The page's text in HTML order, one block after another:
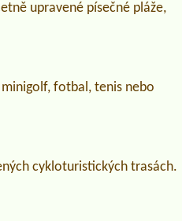
upravené písečné pláže,
fotbal, tenis nebo
cykloturistických trasách.